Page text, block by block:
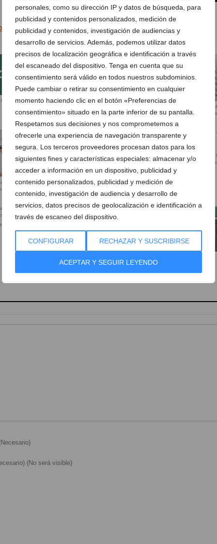
personales, como su dirección IP y datos de búsqueda, para
publicidad y contenidos personalizados, medición de
publicidad y contenidos, investigación de audiencias y
desarrollo de servicios. Además, podemos utilizar datos
precisos de localización geográfica e identificación a través
del escaneado del dispositivo. Tenga en cuenta que su
consentimiento será válido en todos nuestros subdominios.
Puede cambiar o retirar su consentimiento en cualquier
momento haciendo clic en el botón «Preferencias de
consentimiento» situado en la parte inferior de su pantalla.
Respetamos sus decisiones y nos comprometemos a
ofrecerle una experiencia de navegación transparente y
segura. Los terceros proveedores procesan datos para los
siguientes fines y características especiales: almacenar y/o
acceder a información en un dispositivo, publicidad y
contenido personalizados, publicidad y medición de
contenido, investigación de audiencia y desarrollo de
servicios, datos precisos de geolocalización e identificación a
través de escaneo del dispositivo.
CONFIGURAR RECHAZAR Y SUSCRIBIRSE
ACEPTAR Y SEGUIR LEYENDO
cuidado ocular
Instalaciones cómodas
para tu bienestar visual en
para
Revisión visual completa con
Seepoint Ópticas
Asesoramiento profesional en
elección de tus gafas en
Ópticas
que marca
estilos y edades
(No será visible)